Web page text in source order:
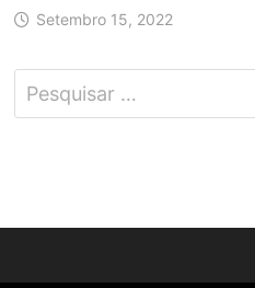
Setembro 15, 2022
Pesquisar
por: